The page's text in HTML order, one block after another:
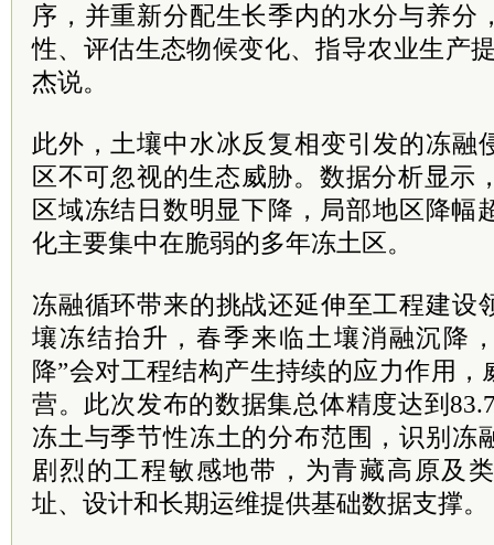
序，并重新分配生长季内的水分与养分
性、评估生态物候变化、指导农业生产
杰说。
此外，土壤中水冰反复相变引发的冻融
区不可忽视的生态威胁。数据分析显示
区域冻结日数明显下降，局部地区降幅
化主要集中在脆弱的多年冻土区。
冻融循环带来的挑战还延伸至工程建设
壤冻结抬升，春季来临土壤消融沉降
降”会对工程结构产生持续的应力作用
营。此次发布的数据集总体精度达到
冻土与季节性冻土的分布范围，识别冻
剧烈的工程敏感地带，为青藏高原及
址、设计和长期运维提供基础数据支撑。